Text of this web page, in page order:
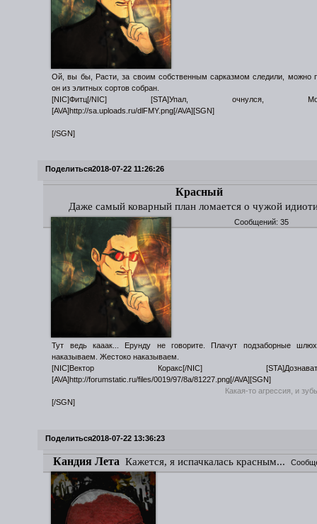
Ой, вы бы, Расти, за своим собственным сарказмом следили, можно
он из элитных сортов собран.
[NIC]Фитц[/NIC] [STA]Упал, очнулся,
[AVA]http://sa.uploads.ru/dlFMY.png[/AVA][SGN]
[/SGN]
Поделиться2018-07-22 11:26:26
Красный
Даже самый коварный план ломается о чужой
Сообщений: 35
Тут ведь кааак... Ерунду не говорите. Плачут подзаборные
наказываем. Жестоко наказываем.
[NIC]Вектор Коракс[/NIC]
[AVA]http://forumstatic.ru/files/0019/97/8a/81227.png[/AVA][SGN]
Какая-то агрессия, и
[/SGN]
Поделиться2018-07-22 13:36:23
Кандия Лета Кажется, я испачкалась красным...